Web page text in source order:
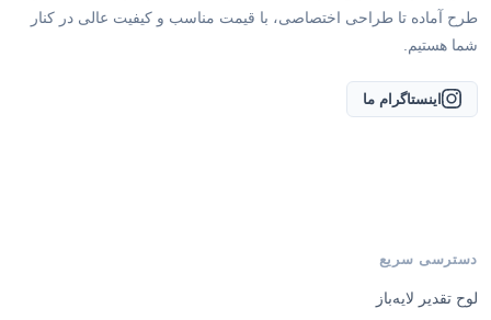
طرح آماده تا طراحی اختصاصی، با قیمت مناسب و کیفیت عالی در کنار
شما هستیم.
اینستاگرام ما
دسترسی سریع
لوح تقدیر لایه‌باز